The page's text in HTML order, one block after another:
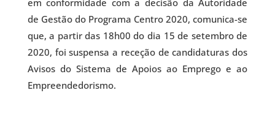
em conformidade com a decisão da Autoridade
de Gestão do Programa Centro 2020, comunica-se
que, a partir das 18h00 do dia 15 de setembro de
2020, foi suspensa a receção de candidaturas dos
Avisos do Sistema de Apoios ao Emprego e ao
Empreendedorismo.